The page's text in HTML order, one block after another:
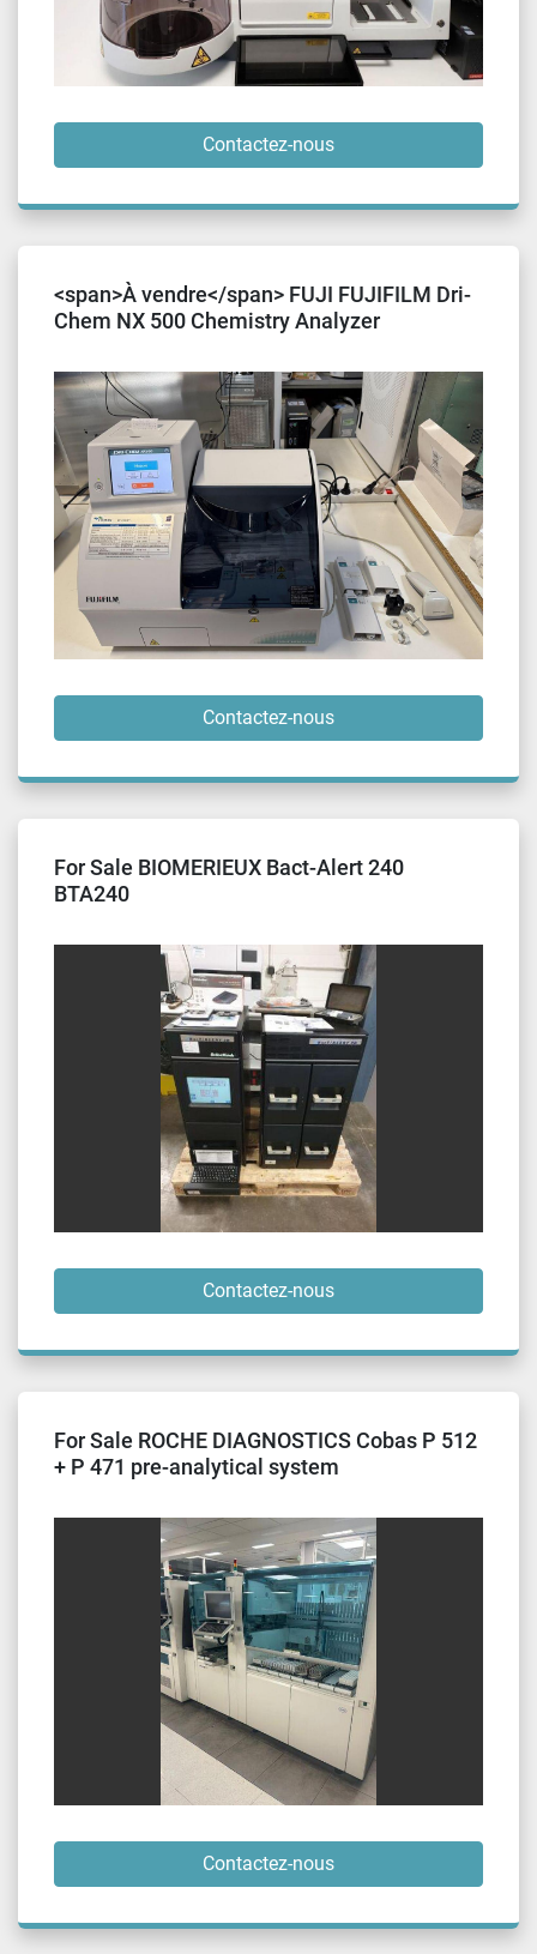
Contactez-nous
<span>À vendre</span> FUJI FUJIFILM Dri-
Chem NX 500 Chemistry Analyzer
Contactez-nous
For Sale BIOMERIEUX Bact-Alert 240
BTA240
Contactez-nous
For Sale ROCHE DIAGNOSTICS Cobas P 512
+ P 471 pre-analytical system
Contactez-nous